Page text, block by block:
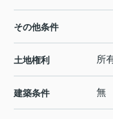
その他条件
土地権利 所
建築条件 無